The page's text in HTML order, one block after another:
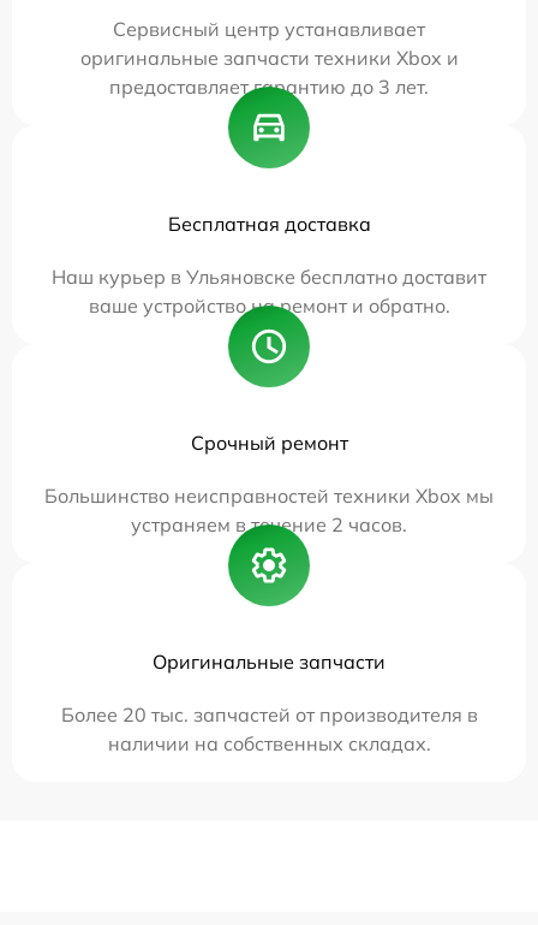
Сервисный центр устанавливает
оригинальные запчасти техники Xbox и
предоставляет гарантию до 3 лет.
Бесплатная доставка
Наш курьер в Ульяновске бесплатно доставит
ваше устройство на ремонт и обратно.
Срочный ремонт
Большинство неисправностей техники Xbox мы
устраняем в течение 2 часов.
Оригинальные запчасти
Более 20 тыс. запчастей от производителя в
наличии на собственных складах.